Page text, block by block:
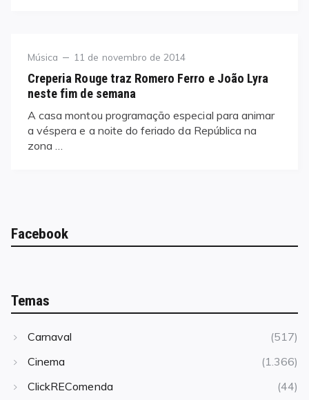
Category
Música
Posted
11 de novembro de 2014
Creperia Rouge traz Romero Ferro e João Lyra
neste fim de semana
A casa montou programação especial para animar
a véspera e a noite do feriado da República na
zona …
Facebook
Temas
Carnaval
(517)
Cinema
(1.366)
ClickREComenda
(44)